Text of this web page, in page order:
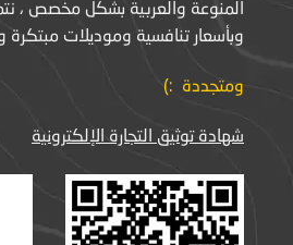
المنوعة والعربية بشكل مخصص ،
وبأسعار تنافسية وموديلات مبتكرة
ومتجددة :)
شهادة توثيق التجارة الإلكترونية